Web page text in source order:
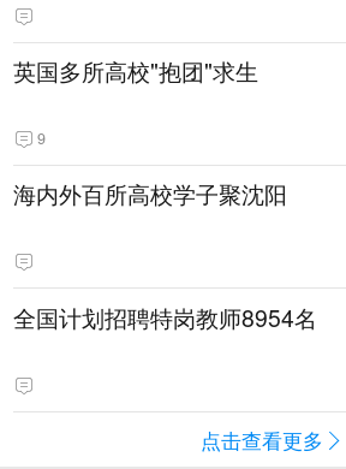
英国多所高校"抱团"求生
9
海内外百所高校学子聚沈阳
全国计划招聘特岗教师8954名
点击查看更多